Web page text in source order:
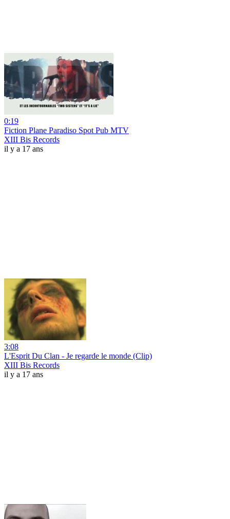
0:19
Fiction Plane Paradiso Spot Pub MTV
XIII Bis Records
il y a 17 ans
3:08
L'Esprit Du Clan - Je regarde le monde (Clip)
XIII Bis Records
il y a 17 ans